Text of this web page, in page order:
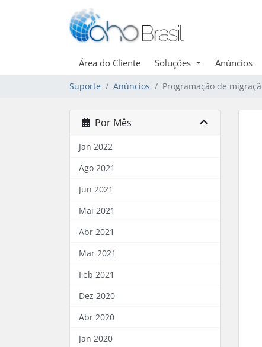
Área do Cliente Soluções Anúncios
Suporte Anúncios Programação de
Por Mês
Jan 2022
Ago 2021
Jun 2021
Mai 2021
Abr 2021
Mar 2021
Feb 2021
Dez 2020
Abr 2020
Jan 2020